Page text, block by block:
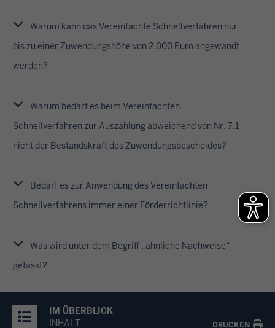
Warum kann das Vereinfachte Schnellverfahren nur
bis zu einer Zuwendungshöhe von 2.000 Euro angewandt
werden?
Warum bedarf es beim Vereinfachten
Schnellverfahren zur Auszahlung abweichend von Nr. 7.1
nicht der Bestandskraft des Zuwendungsbescheides?
Bedarf es zur Anwendung des Vereinfachten
Schnellverfahrens immer einer Förderrichtlinie?
Was wird unter dem Begriff „ähnliche Nachweise“
gefasst?
IM ÜBERBLICK
INHALT
DRUCKEN